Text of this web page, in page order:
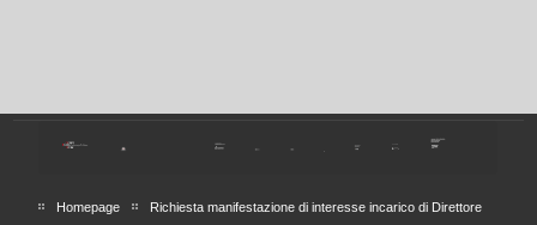
Homepage Richiesta manifestazione di interesse incarico di Direttore